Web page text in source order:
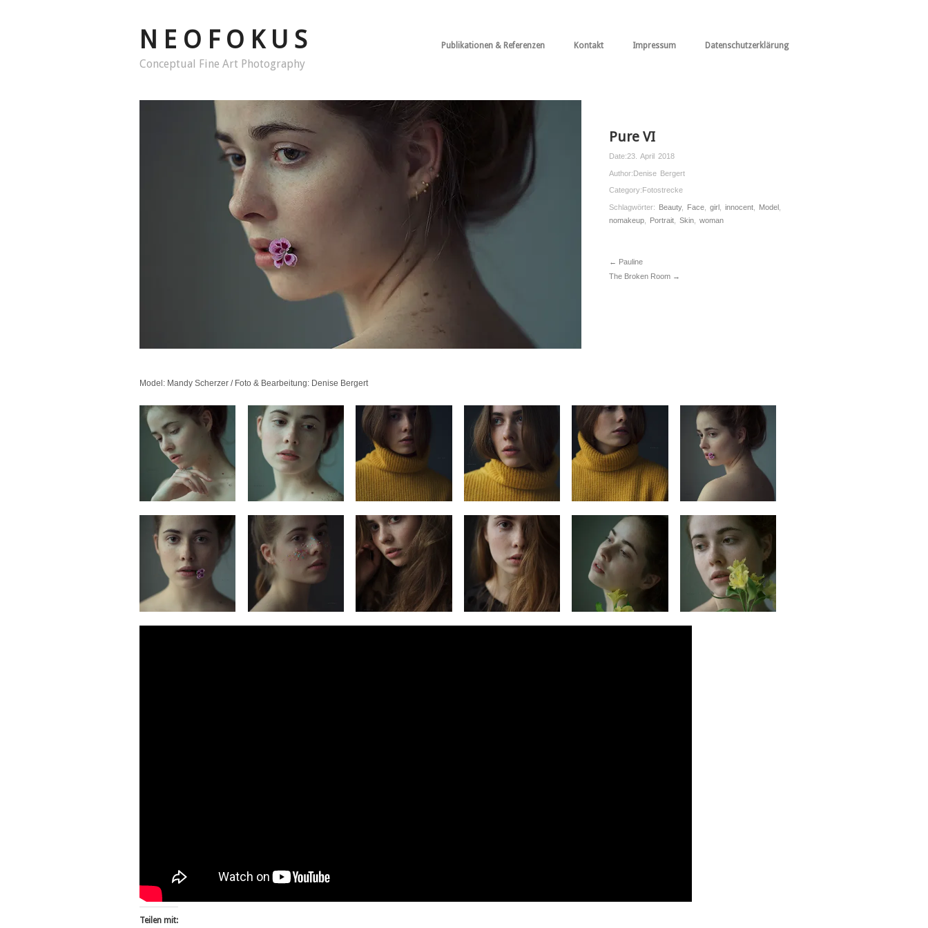
N E O F O K U S
Conceptual Fine Art Photography
Publikationen & Referenzen Kontakt Impressum Datenschutzerklärung
Pure VI
Date:23. April 2018
Author:Denise Bergert
Category:Fotostrecke
Schlagwörter: Beauty, Face girl innocent Model
nomakeup
Portrait Skin woman
← Pauline
The Broken Room →
Model: Mandy Scherzer / Foto & Bearbeitung: Denise Bergert
Teilen mit: